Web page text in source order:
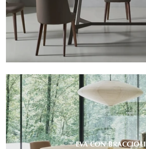
EVA CON BRACCIOLI